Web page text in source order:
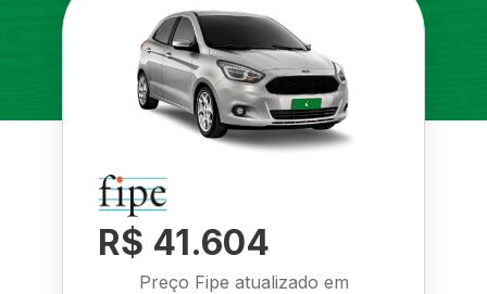
R$ 41.604
Preço Fipe atualizado em